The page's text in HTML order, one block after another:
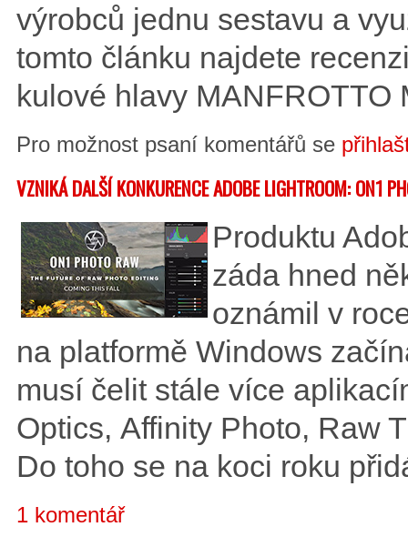
výrobců jednu sestavu a
tomto článku najdete
kulové hlavy MANFROTTO
Pro možnost psaní komentářů se
VZNIKÁ DALŠÍ KONKURENCE ADOBE LIGHTROOM: ON1
Produktu
záda hned
oznámil v
na platformě Windows
musí čelit stále více
Optics, Affinity Photo, Raw
Do toho se na koci roku
1 komentář